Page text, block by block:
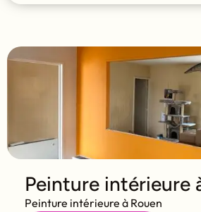
Peinture intérieure
Peinture intérieure à Rouen